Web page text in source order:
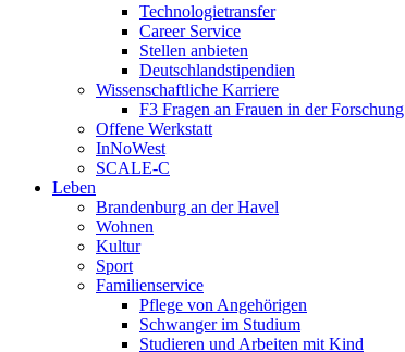
Technologietransfer
Career Service
Stellen anbieten
Deutschlandstipendien
Wissenschaftliche Karriere
F3 Fragen an Frauen in der Forschung
Offene Werkstatt
InNoWest
SCALE-C
Leben
Brandenburg an der Havel
Wohnen
Kultur
Sport
Familienservice
Pflege von Angehörigen
Schwanger im Studium
Studieren und Arbeiten mit Kind